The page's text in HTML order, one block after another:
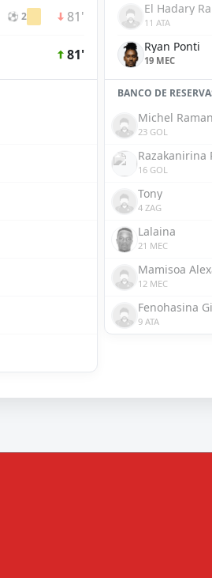
⚽ 2 81'
81'
El Hadary
11 ATA
Ryan Ponti
19 MEC
BANCO DE
Michel
23 GOL
Razakanirina
16 GOL
Tony
4 ZAG
Lalaina
21 MEC
Mamisoa
12 MEC
Fenohasina
9 ATA